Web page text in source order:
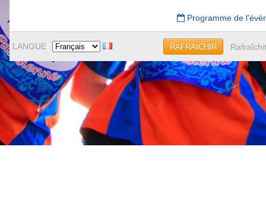
Programme de
LANGUE RAFRAÎCHIR